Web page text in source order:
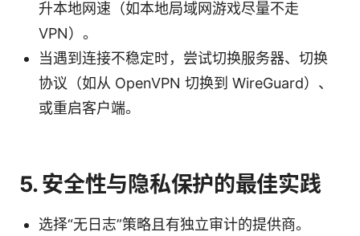
升本地网速（如本地局域网游戏尽量不走
VPN）。
当遇到连接不稳定时，尝试切换服务器、切换
协议（如从 OpenVPN 切换到 WireGuard）、
或重启客户端。
5. 安全性与隐私保护的最佳实践
选择“无日志”策略且有独立审计的提供商。